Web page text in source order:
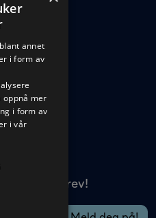
nyhetsbrev!
11 00
annet
i form av
oppnå mer
i form av
i vår